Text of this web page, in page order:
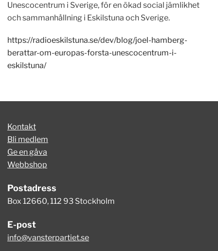
Unescocentrum i Sverige, för en ökad social jämlikhet
och sammanhållning i Eskilstuna och Sverige.
https://radioeskilstuna.se/dev/blog/joel-hamberg-
berattar-om-europas-forsta-unescocentrum-i-
eskilstuna/
Kontakt
Bli medlem
Ge en gåva
Webbshop
Postadress
Box 12660, 112 93 Stockholm
E-post
info@vansterpartiet.se